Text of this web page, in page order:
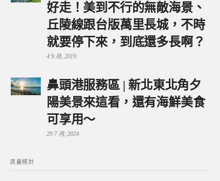
好走！美到不行的無敵海景、
丘陵線跟台版萬里長城，不時
就要停下來，到底還多長啊？
4 9 月, 2019
鼻頭港服務區 | 新北東北角夕
陽美景來這看，還有海鮮美食
可享用～
29 7 月, 2024
流量統計